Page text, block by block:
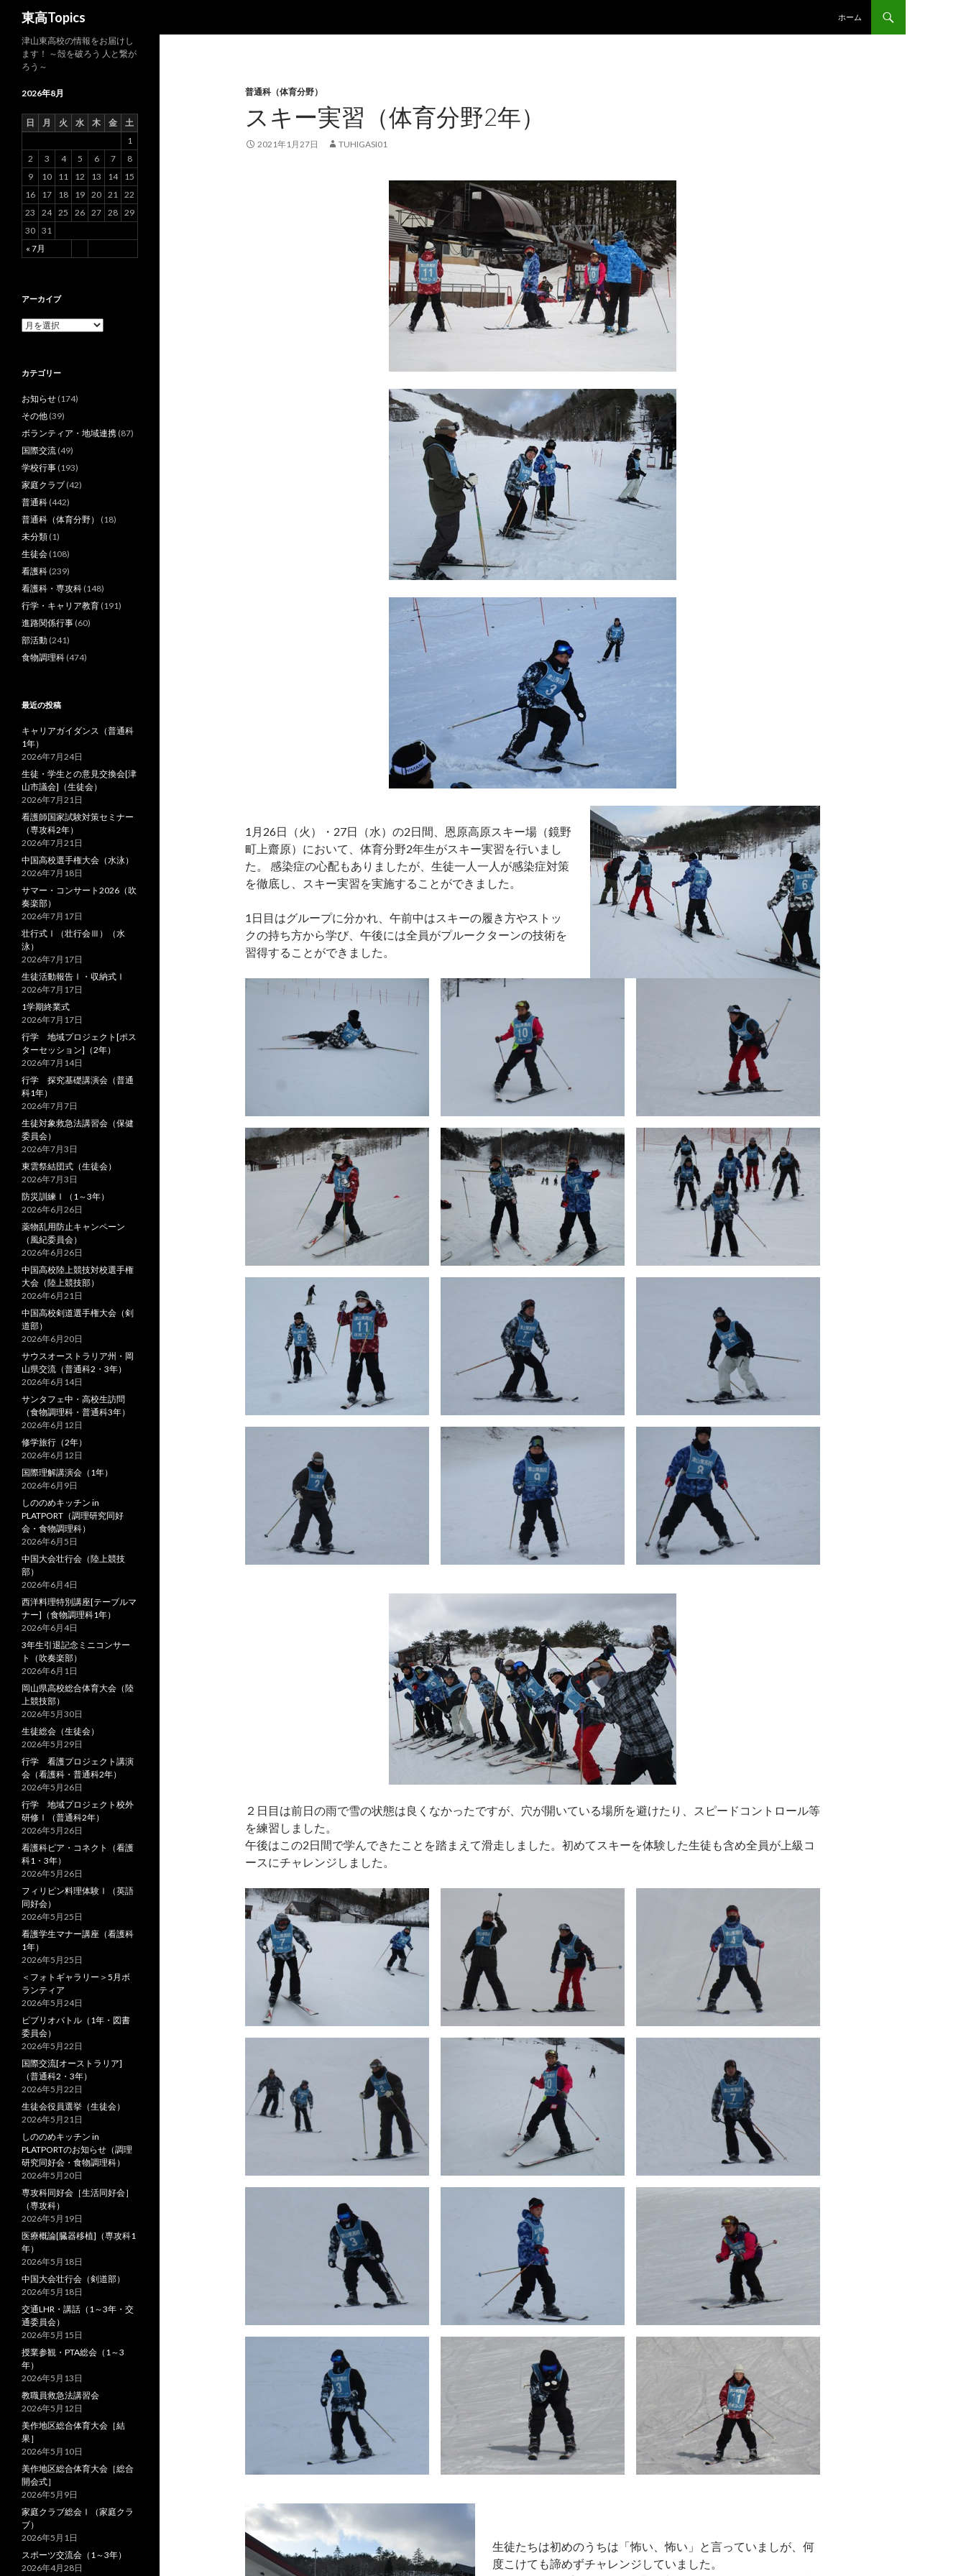
東高Topics
ホーム
普通科（体育分野）
スキー実習（体育分野2年）
2021年1月27日 TUHIGASI01
1月26日（火）・27日（水）の2日間、恩原高原スキー場（鏡野
町上齋原）において、体育分野2年生がスキー実習を行いまし
た。 感染症の心配もありましたが、生徒一人一人が感染症対策
を徹底し、スキー実習を実施することができました。
1日目はグループに分かれ、午前中はスキーの履き方やストッ
クの持ち方から学び、午後には全員がプルークターンの技術を
習得することができました。
２日目は前日の雨で雪の状態は良くなかったですが、穴が開いている場所を避けたり、スピードコントロール等
を練習しました。
午後はこの2日間で学んできたことを踏まえて滑走しました。初めてスキーを体験した生徒も含め全員が上級コ
ースにチャレンジしました。
生徒たちは初めのうちは「怖い、怖い」と言っていましが、何
度こけても諦めずチャレンジしていました。
津山東高校の情報をお届けし
ます！ ～殻を破ろう 人と繋が
ろう～
2026年8月
日 月 火 水 木 金 土
« 7月
1
2
3 4 5 6 7
8
9
10 11 12 13 14
15
16
17 18 19 20 21 22
23
24 25 26 27 28 29
30 31
アーカイブ
ア
ブ
カテゴリー
お知らせ (174)
その他 (39)
ボランティア・地域連携 (87)
国際交流 (49)
学校行事 (193)
家庭クラブ (42)
普通科 (442)
普通科（体育分野）
(18)
未分類 (1)
生徒会 (108)
看護科 (239)
看護科・専攻科 (148)
行学・キャリア教育 (191)
進路関係行事 (60)
部活動 (241)
食物調理科 (474)
最近の投稿
キャリアガイダンス（普通科
1年）
2026年7月24日
生徒・学生との意見交換会[津
山市議会]（生徒会）
2026年7月21日
看護師国家試験対策セミナー
（専攻科2年）
2026年7月21日
中国高校選手権大会（水泳）
2026年7月18日
サマー・コンサート2026（吹
奏楽部）
2026年7月17日
壮行式Ⅰ（壮行会Ⅲ）（水
泳）
2026年7月17日
生徒活動報告Ⅰ・収納式Ⅰ
2026年7月17日
1学期終業式
2026年7月17日
行学 地域プロジェクト[ポス
ターセッション]（2年）
2026年7月14日
行学 探究基礎講演会（普通
科1年）
2026年7月7日
生徒対象救急法講習会（保健
委員会）
2026年7月3日
東雲祭結団式（生徒会）
2026年7月3日
防災訓練Ⅰ（1～3年）
2026年6月26日
薬物乱用防止キャンペーン
（風紀委員会）
2026年6月26日
中国高校陸上競技対校選手権
大会（陸上競技部）
2026年6月21日
中国高校剣道選手権大会（剣
道部）
2026年6月20日
サウスオーストラリア州・岡
山県交流（普通科2・3年）
2026年6月14日
サンタフェ中・高校生訪問
（食物調理科・普通科3年）
2026年6月12日
修学旅行（2年）
2026年6月12日
国際理解講演会（1年）
2026年6月9日
しののめキッチン in
PLATPORT（調理研究同好
会・食物調理科）
2026年6月5日
中国大会壮行会（陸上競技
部）
2026年6月4日
西洋料理特別講座[テーブルマ
ナー]（食物調理科1年）
2026年6月4日
3年生引退記念ミニコンサー
ト（吹奏楽部）
2026年6月1日
岡山県高校総合体育大会（陸
上競技部）
2026年5月30日
生徒総会（生徒会）
2026年5月29日
行学 看護プロジェクト講演
会（看護科・普通科2年）
2026年5月26日
行学 地域プロジェクト校外
研修Ⅰ（普通科2年）
2026年5月26日
看護科ピア・コネクト（看護
科1・3年）
2026年5月26日
フィリピン料理体験Ⅰ（英語
同好会）
2026年5月25日
看護学生マナー講座（看護科
1年）
2026年5月25日
＜フォトギャラリー＞5月ボ
ランティア
2026年5月24日
ビブリオバトル（1年・図書
委員会）
2026年5月22日
国際交流[オーストラリア]
（普通科2・3年）
2026年5月22日
生徒会役員選挙（生徒会）
2026年5月21日
しののめキッチン in
PLATPORTのお知らせ（調理
研究同好会・食物調理科）
2026年5月20日
専攻科同好会［生活同好会］
（専攻科）
2026年5月19日
医療概論[臓器移植]（専攻科1
年）
2026年5月18日
中国大会壮行会（剣道部）
2026年5月18日
交通LHR・講話（1～3年・交
通委員会）
2026年5月15日
授業参観・PTA総会（1～3
年）
2026年5月13日
教職員救急法講習会
2026年5月12日
美作地区総合体育大会［結
果］
2026年5月10日
美作地区総合体育大会［総合
開会式］
2026年5月9日
家庭クラブ総会Ⅰ（家庭クラ
ブ）
2026年5月1日
スポーツ交流会（1～3年）
2026年4月28日